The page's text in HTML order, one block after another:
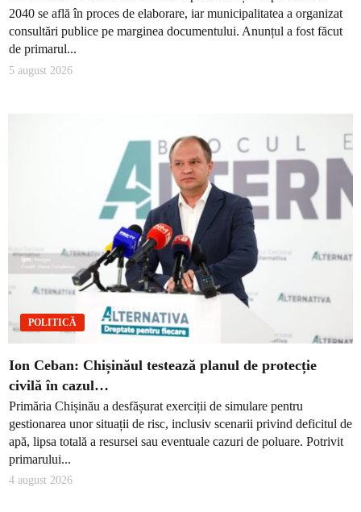
2040 se află în proces de elaborare, iar municipalitatea a organizat
consultări publice pe marginea documentului. Anunțul a fost făcut
de primarul...
5 august 2026
POLITICĂ
Ion Ceban: Chișinăul testează planul de protecție
civilă în cazul…
Primăria Chișinău a desfășurat exerciții de simulare pentru
gestionarea unor situații de risc, inclusiv scenarii privind deficitul de
apă, lipsa totală a resursei sau eventuale cazuri de poluare. Potrivit
primarului...
4 august 2026